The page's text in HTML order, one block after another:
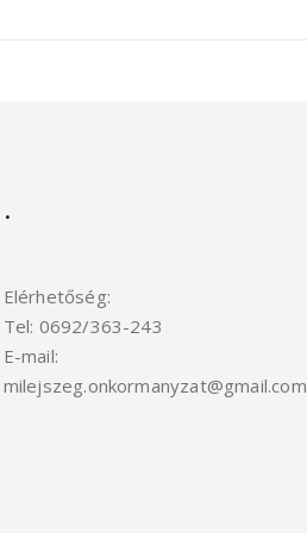
.
Elérhetőség:
Tel: 0692/363-243
E-mail:
milejszeg.onkormanyzat@gmail.com